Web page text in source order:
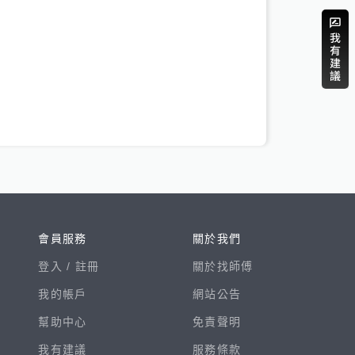
會員服務
登入 / 註冊
我的帳戶
幫助中心
我有建議
關於我們
關於找師傅
網站公告
免責聲明
服務條款